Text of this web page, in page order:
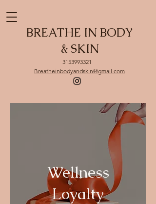
BREATHE IN BODY
& SKIN
Breatheinbodyandskin@gmail.com
3153993321
Wellness
Loyalty